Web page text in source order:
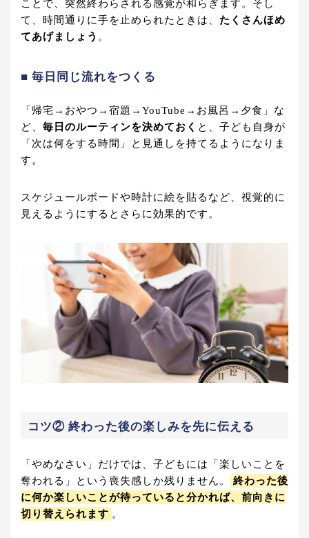
ことで、突然終わらされる感覚が和らぎます。そし
て、時間通りに手を止められたときは、 たくさんほめ
てあげましょう 。
■ 毎日同じ流れをつくる
「帰宅→おやつ→宿題→YouTube→お風呂→夕食」な
ど、 毎日のルーティンを決めておく と、子ども自身が
「次は何をする時間」と見通しを持てるようになりま
す。
スケジュールボードや時計に絵を貼るなど、視覚的に
見えるようにするとさらに効果的です。
コツ② 終わった後の楽しみを先に伝える
「やめなさい」だけでは、子どもには「楽しいことを
奪われる」という喪失感しか残りません。
終わった後
に何か楽しいことが待っていると分かれば、前向きに
切り替えられます 。